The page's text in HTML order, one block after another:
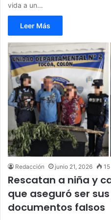
vida a un…
Leer Más
Redacción junio 21, 2026 15
Rescatan a niña y
que aseguró ser
documentos falsos